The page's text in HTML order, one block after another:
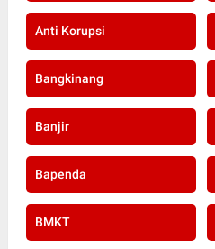
Anti Korupsi
Bangkinang
Banjir
Bapenda
BMKT